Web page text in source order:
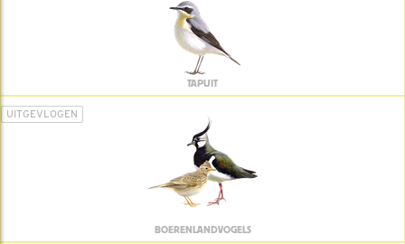
TAPUIT
UITGEVLOGEN
BOERENLANDVOGELS